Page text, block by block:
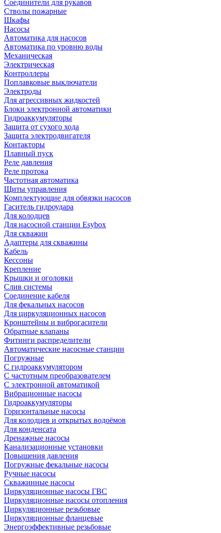
Соединители для рукавов
Стволы пожарные
Шкафы
Насосы
Автоматика для насосов
Автоматика по уровню воды
Механическая
Электрическая
Контроллеры
Поплавковые выключатели
Электроды
Для агрессивных жидкостей
Блоки электронной автоматики
Гидроаккумуляторы
Защита от сухого хода
Защита электродвигателя
Контакторы
Плавный пуск
Реле давления
Реле протока
Частотная автоматика
Щиты управления
Комплектующие для обвязки насосов
Гаситель гидроудара
Для колодцев
Для насосной станции Esybox
Для скважин
Адаптеры для скважины
Кабель
Кессоны
Крепление
Крышки и оголовки
Слив системы
Соединение кабеля
Для фекальных насосов
Для циркуляционных насосов
Кронштейны и виброгасители
Обратные клапаны
Фитинги распределители
Автоматические насосные станции
Погружные
С гидроаккумулятором
С частотным преобразователем
С электронной автоматикой
Вибрационные насосы
Гидроаккумуляторы
Горизонтальные насосы
Для колодцев и открытых водоёмов
Для конденсата
Дренажные насосы
Канализационные установки
Повышения давления
Погружные фекальные насосы
Ручные насосы
Скважинные насосы
Циркуляционные насосы ГВС
Циркуляционные насосы отопления
Циркуляционные резьбовые
Циркуляционные фланцевые
Энергоэффективные резьбовые